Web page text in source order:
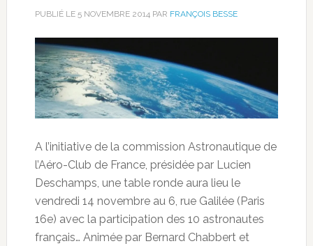
PUBLIÉ LE 5 NOVEMBRE 2014PAR FRANÇOIS BESSE
A l’initiative de la commission Astronautique de
l’Aéro-Club de France, présidée par Lucien
Deschamps, une table ronde aura lieu le
vendredi 14 novembre au 6, rue Galilée (Paris
16e) avec la participation des 10 astronautes
français… Animée par Bernard Chabbert et